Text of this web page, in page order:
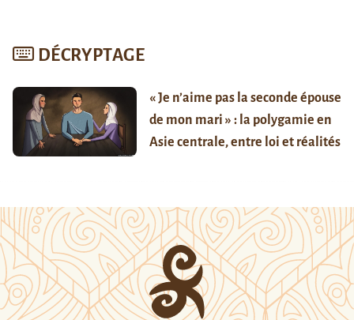
DÉCRYPTAGE
« Je n’aime pas la seconde épouse
de mon mari » : la polygamie en
Asie centrale, entre loi et réalités